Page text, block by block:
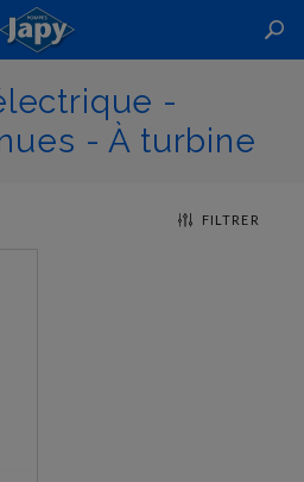
-
- À turbine
FILTRER